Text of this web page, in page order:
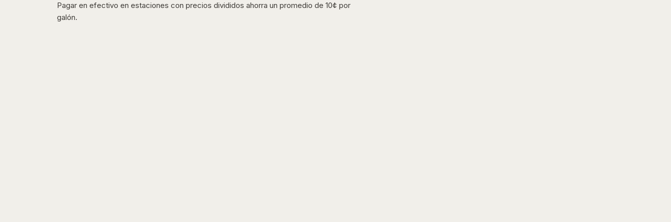
Pagar en efectivo en estaciones con precios divididos ahorra un promedio de 10¢ por
galón.